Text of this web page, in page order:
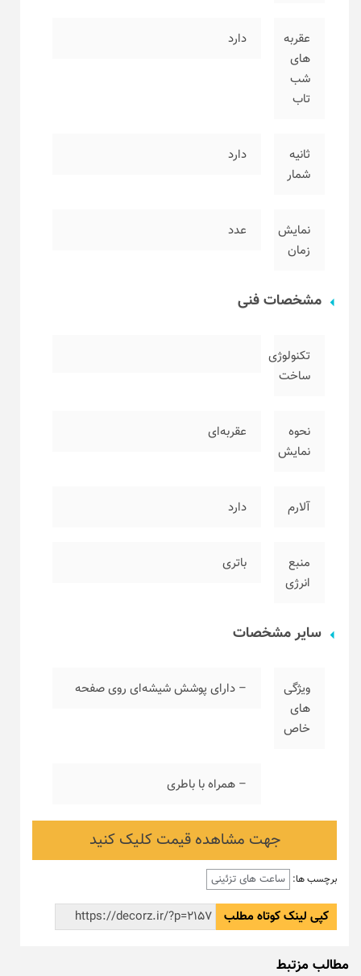
عقربه
های
شب
تاب
دارد
ثانیه
شمار
دارد
نمایش
زمان
عدد
مشخصات فنی
تکنولوژی
ساخت
نحوه
نمایش
عقربه‌ای
آلارم دارد
منبع
انرژی
باتری
سایر مشخصات
ویژگی
های
خاص
– دارای پوشش شیشه‌ای روی صفحه
– همراه با باطری
جهت مشاهده قیمت کلیک کنید
برچسب ها: ساعت های تزئینی
کپی لینک کوتاه مطلب
مطالب مزتبط